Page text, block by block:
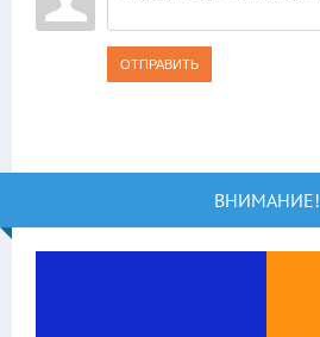
ОТПРАВИТЬ
ВНИМАНИЕ!